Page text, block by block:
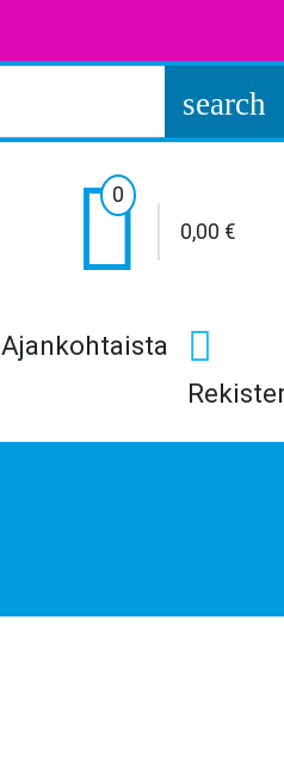
search

0
0,00 €
Ajankohtaista